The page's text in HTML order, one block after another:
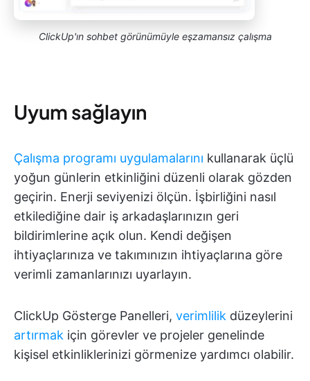
ClickUp'ın sohbet görünümüyle eşzamansız çalışma
Uyum sağlayın
Çalışma programı uygulamalarını kullanarak üçlü
yoğun günlerin etkinliğini düzenli olarak gözden
geçirin. Enerji seviyenizi ölçün. İşbirliğini nasıl
etkilediğine dair iş arkadaşlarınızın geri
bildirimlerine açık olun. Kendi değişen
ihtiyaçlarınıza ve takımınızın ihtiyaçlarına göre
verimli zamanlarınızı uyarlayın.
ClickUp Gösterge Panelleri, verimlilik düzeylerini
artırmak için görevler ve projeler genelinde
kişisel etkinliklerinizi görmenize yardımcı olabilir.